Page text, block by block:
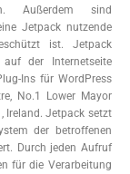
Außerdem sind
Jetpack nutzende
ist. Jetpack
der Internetseite
Ins für WordPress
No.1 Lower Mayor
Ireland. Jetpack setzt
der betroffenen
Durch jeden Aufruf
für die Verarbeitung